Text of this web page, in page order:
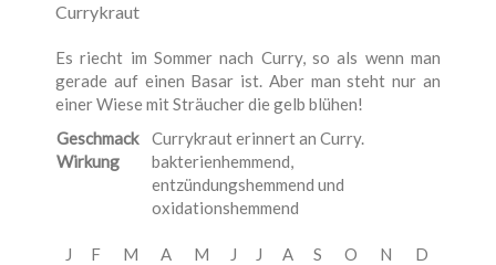
Currykraut
Es riecht im Sommer nach Curry, so als wenn man
gerade auf einen Basar ist. Aber man steht nur an
einer Wiese mit Sträucher die gelb blühen!
Geschmack
Currykraut erinnert an Curry.
Wirkung
bakterienhemmend,
entzündungshemmend und
oxidationshemmend
J F M A M J J A S O N D